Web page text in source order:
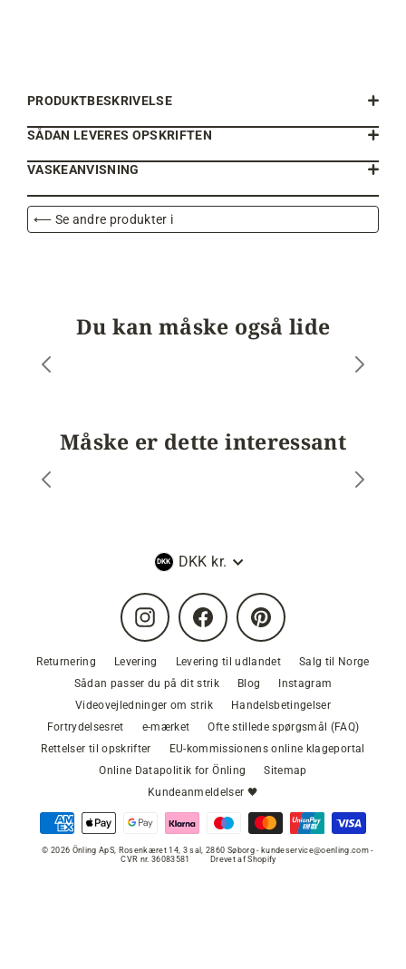
PRODUKTBESKRIVELSE
SÅDAN LEVERES OPSKRIFTEN
VASKEANVISNING
⟵ Se andre produkter i
Du kan måske også lide
Måske er dette interessant
Valuta
DKK kr.
Instagram Facebook Pinterest
Returnering Levering Levering til udlandet
Salg til Norge
Sådan passer du på dit strik
Blog
Instagram
Videovejledninger om strik
Handelsbetingelser
Fortrydelsesret
e-mærket
Ofte stillede spørgsmål (FAQ)
Rettelser til opskrifter
EU-kommissionens online klageportal
Online Datapolitik for Önling
Sitemap
Kundeanmeldelser 🖤
© 2026 Önling ApS, Rosenkæret 14, 3 sal, 2860 Søborg - kundeservice@oenling.com -
CVR nr. 36083581
Drevet af Shopify